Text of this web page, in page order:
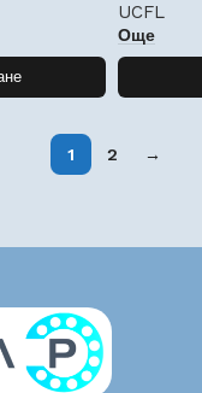
UCFL
Още
1 2 →